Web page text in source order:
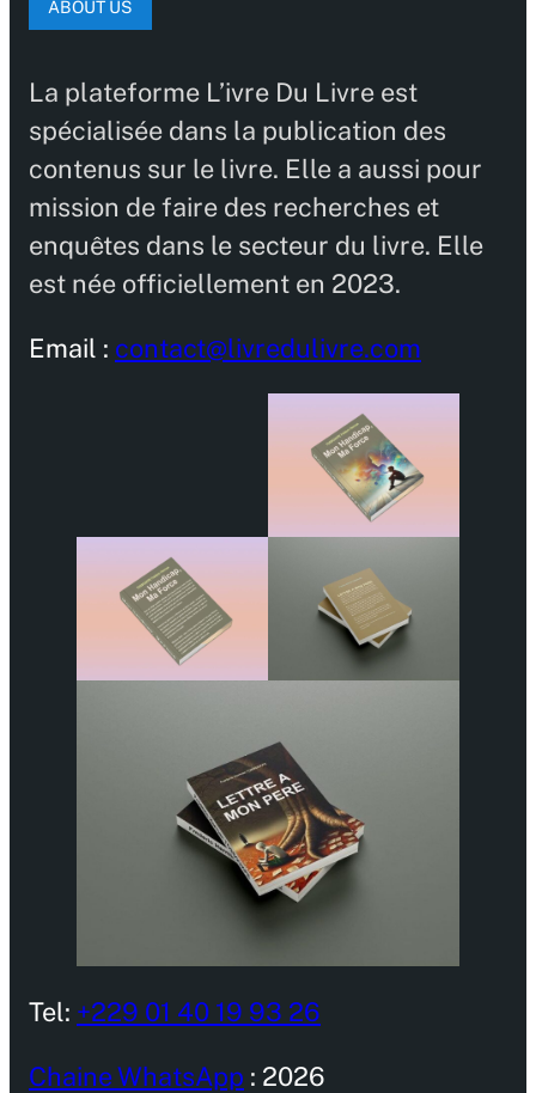
ABOUT US
La plateforme L’ivre Du Livre est
spécialisée dans la publication des
contenus sur le livre. Elle a aussi pour
mission de faire des recherches et
enquêtes dans le secteur du livre. Elle
est née officiellement en 2023.
Email : contact@livredulivre.com
Tel: +229 01 40 19 93 26
Chaine WhatsApp : 2026